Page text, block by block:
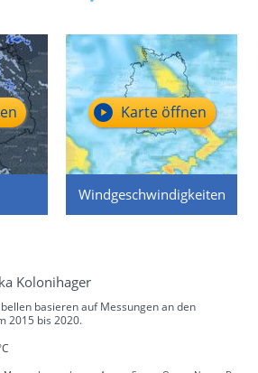
Windgeschwindigkeiten
Karte öffnen
Kolonihager
basieren auf Messungen an den
2015 bis 2020.